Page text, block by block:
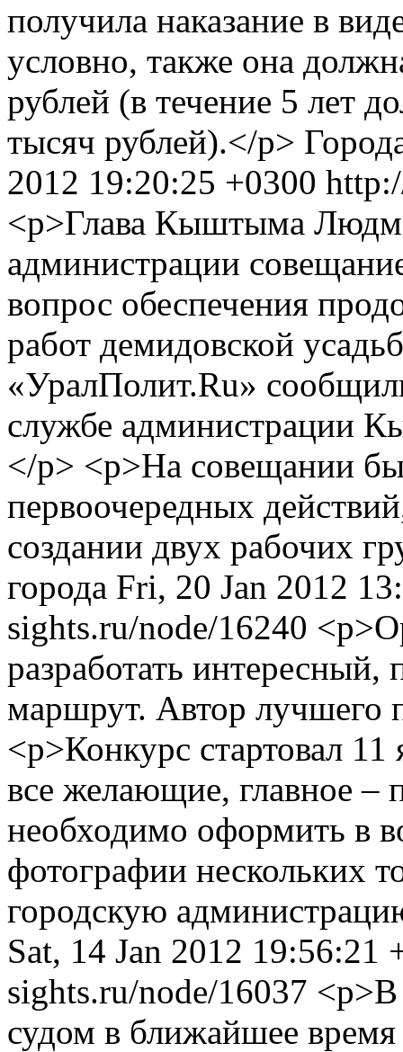
получила наказание в
условно, также она
рублей (в течение 5 лет
тысяч рублей).</p>
2012 19:20:25 +0300
<p>Глава Кыштыма
администрации
вопрос обеспечения
работ демидовской
«УралПолит.Ru»
службе администрации
</p> <p>На совещании
первоочередных
создании двух рабочих
города Fri, 20 Jan 2012
sights.ru/node/16240
разработать
маршрут. Автор лучшего
<p>Конкурс стартовал
все желающие, главное
необходимо оформить в
фотографии нескольких
городскую
Sat, 14 Jan 2012 19:56:21
sights.ru/node/16037 <p>В
судом в ближайшее время